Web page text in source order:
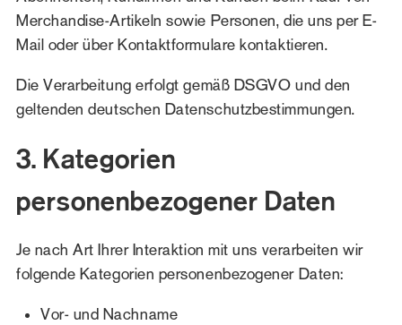
Merchandise-Artikeln sowie Personen, die uns per E-
Mail oder über Kontaktformulare kontaktieren.
Die Verarbeitung erfolgt gemäß DSGVO und den
geltenden deutschen Datenschutzbestimmungen.
3. Kategorien
personenbezogener Daten
Je nach Art Ihrer Interaktion mit uns verarbeiten wir
folgende Kategorien personenbezogener Daten:
Vor- und Nachname